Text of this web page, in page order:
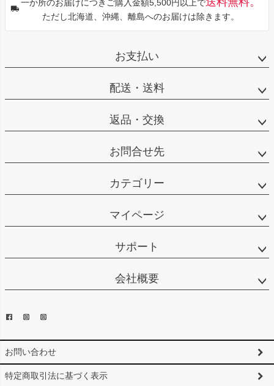
一か所のお届けにつきご購入金額5,500円以上で
ただし北海道、沖縄、離島へのお届けは除きます。
お支払い
配送・送料
返品・交換
お問合せ先
カテゴリー
マイページ
サポート
会社概要
お問い合わせ
特定商取引法に基づく表示